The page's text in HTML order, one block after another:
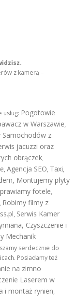
z kamerą –
Pogotowie
w Warszawie,
Samochodów z
jacuzzi oraz
obrączek,
, Agencja SEO, Taxi,
, Montujemy płyty
fotele,
, Robimy filmy z
, Serwis Kamer
Czyszczenie i
Mechanik
serdecznie do
Posiadamy też
na zimno
Laserem w
i montaż rynien,